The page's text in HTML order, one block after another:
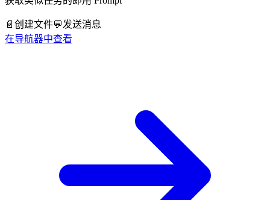
📄 创建文件💬发送消息
在导航器中查看